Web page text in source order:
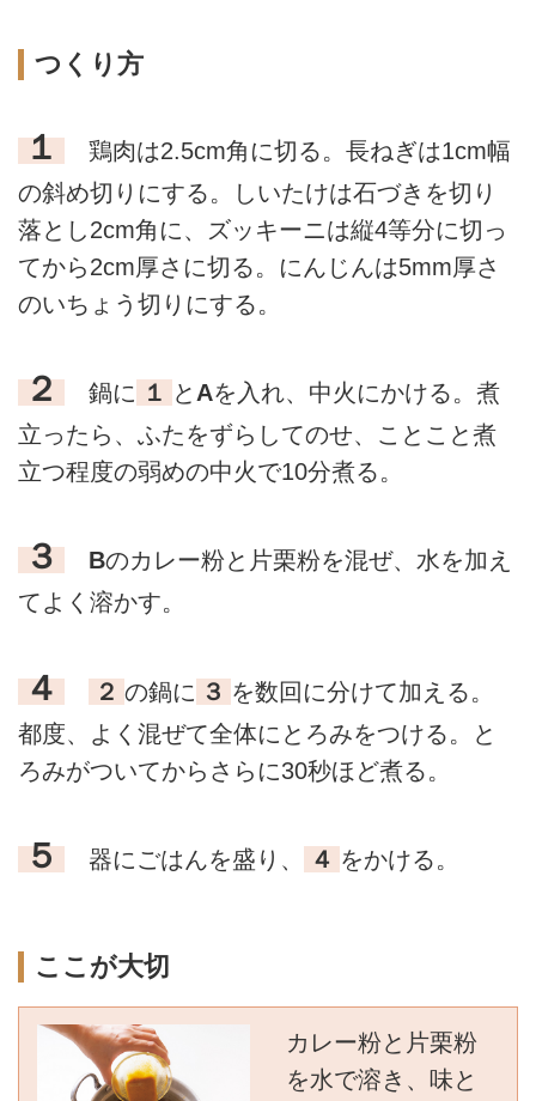
つくり方
１
鶏肉は2.5cm角に切る。長ねぎは1cm幅
の斜め切りにする。しいたけは石づきを切り
落とし2cm角に、ズッキーニは縦4等分に切っ
てから2cm厚さに切る。にんじんは5mm厚さ
のいちょう切りにする。
２ 鍋に １ と Aを入れ、中火にかける。煮
立ったら、ふたをずらしてのせ、ことこと煮
立つ程度の弱めの中火で10分煮る。
３ Bのカレー粉と片栗粉を混ぜ、水を加え
てよく溶かす。
４ ２ の鍋に ３ を数回に分けて加える。
都度、よく混ぜて全体にとろみをつける。と
ろみがついてからさらに30秒ほど煮る。
５ 器にごはんを盛り、 ４ をかける。
ここが大切
カレー粉と片栗粉
を水で溶き、味と